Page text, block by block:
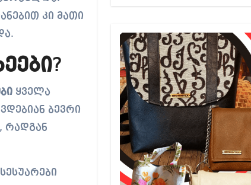
კი მათი
?
ყველა
ბევრი
რადგან